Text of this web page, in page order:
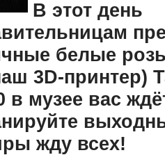
В этот день
белые
3D-принтер)
в музее вас
жду всех!